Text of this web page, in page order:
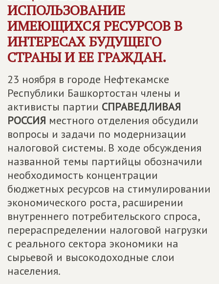
ИСПОЛЬЗОВАНИЕ
ИМЕЮЩИХСЯ РЕСУРСОВ В
ИНТЕРЕСАХ БУДУЩЕГО
СТРАНЫ И ЕЕ ГРАЖДАН.
23 ноября в городе Нефтекамске
Республики Башкортостан члены и
активисты партии СПРАВЕДЛИВАЯ
РОССИЯ местного отделения обсудили
вопросы и задачи по модернизации
налоговой системы. В ходе обсуждения
названной темы партийцы обозначили
необходимость концентрации
бюджетных ресурсов на стимулировании
экономического роста, расширении
внутреннего потребительского спроса,
перераспределении налоговой нагрузки
с реального сектора экономики на
сырьевой и высокодоходные слои
населения.